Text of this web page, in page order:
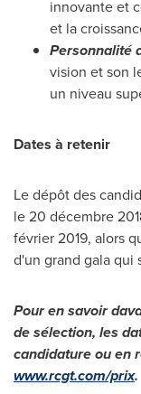
innovante et
et la
Personnalité
vision et son
un niveau
Dates à retenir
Le dépôt des
le 20 décembre
février 2019, alors
d'un grand gala qui
Pour en savoir
de sélection, les
candidature ou en
www.rcgt.com/prix.